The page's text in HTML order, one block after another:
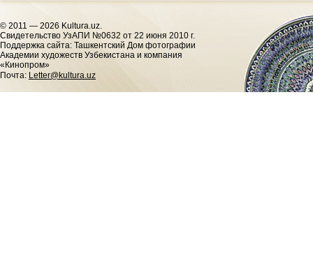
© 2011 — 2026 Kultura.uz.
Cвидетельство УзАПИ №0632 от 22 июня 2010 г.
Поддержка сайта: Ташкентский Дом фотографии
Академии художеств Узбекистана и компания
«Кинопром»
Почта: Letter@kultura.uz